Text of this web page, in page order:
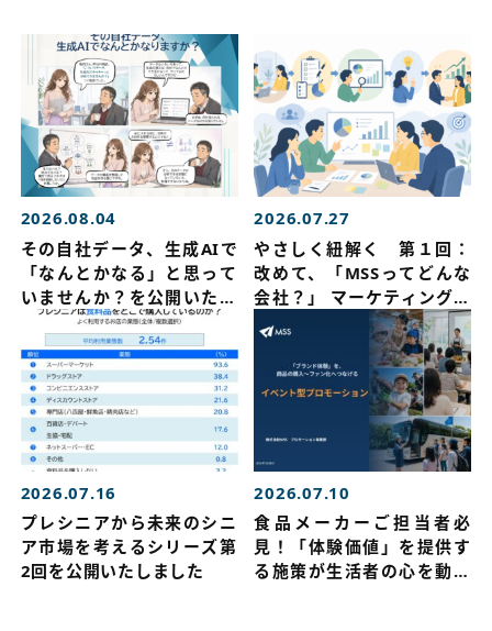
2026.08.04
その自社データ、生成AIで
「なんとかなる」と思って
いませんか？を公開いたし
ました
2026.07.27
やさしく紐解く 第１回：
改めて、「MSSってどんな
会社？」 マーケティングリ
サーチを公開いたしました
2026.07.16
プレシニアから未来のシニ
ア市場を考えるシリーズ第
2回を公開いたしました
2026.07.10
食品メーカーご担当者必
見！「体験価値」を提供す
る施策が生活者の心を動か